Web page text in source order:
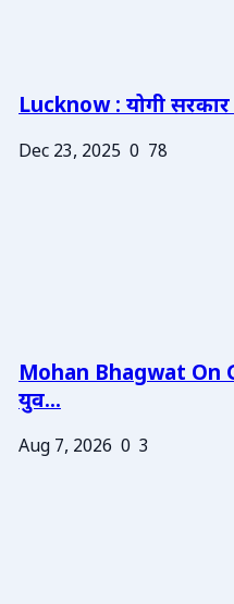
Lucknow : योगी सरकार
Dec 23, 2025 0 78
Mohan Bhagwat On
युव...
Aug 7, 2026 0 3